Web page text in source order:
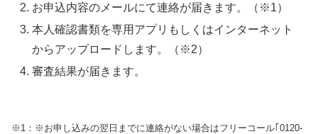
お申込内容のメールにて連絡が届きます。（※1）
本人確認書類を専用アプリもしくはインターネット
からアップロードします。（※2）
審査結果が届きます。
※1：※お申し込みの翌日までに連絡がない場合はフリーコール｢0120-